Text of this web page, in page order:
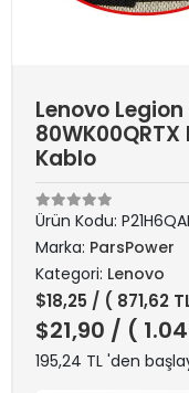
Lenovo
Kablo
Ürün Kodu:
Marka: ParsPower
Kategori: Lenovo
$18,25 / ( 871,62
$21,90 / (
195,24 TL 'den